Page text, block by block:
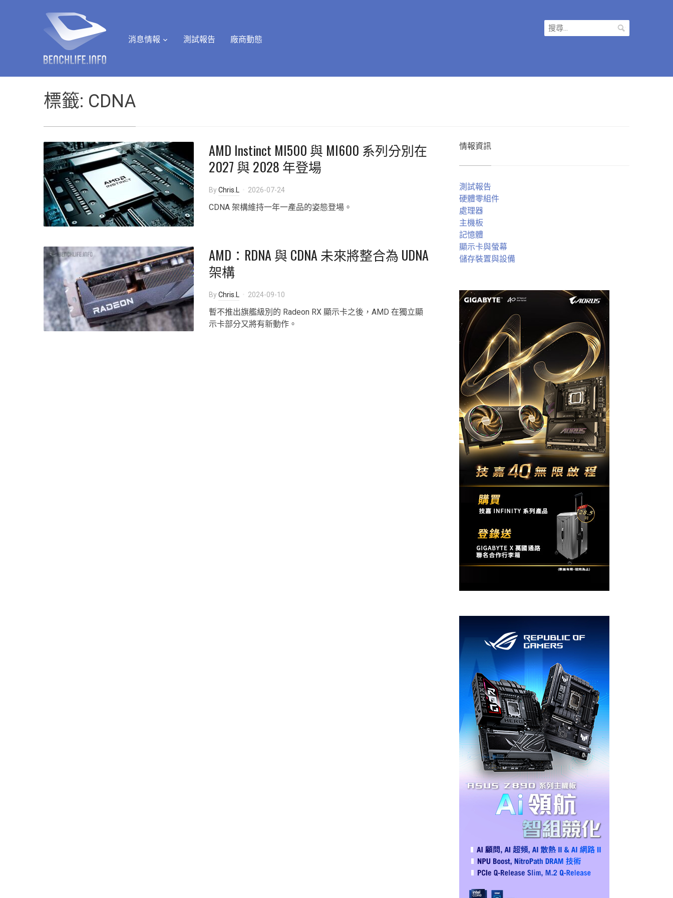
消息情報 測試報告 廠商動態
搜
尋
標籤: CDNA
AMD Instinct MI500 與 MI600 系列分別在
2027 與 2028 年登場
ByChris.L 2026-07-24
CDNA 架構維持一年一產品的姿態登場。
AMD：RDNA 與 CDNA 未來將整合為 UDNA
架構
ByChris.L 2024-09-10
暫不推出旗艦級別的 Radeon RX 顯示卡之後，AMD 在獨立顯
示卡部分又將有新動作。
情報資訊
測試報告
硬體零組件
處理器
主機板
記憶體
顯示卡與螢幕
儲存裝置與設備